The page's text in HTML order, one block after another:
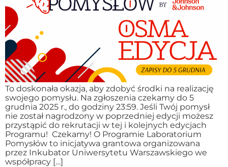
To doskonała okazja, aby zdobyć środki na realizację
swojego pomysłu. Na zgłoszenia czekamy do 5
grudnia 2025 r., do godziny 23:59. Jeśli Twój pomysł
nie został nagrodzony w poprzedniej edycji możesz
przystąpić do rekrutacji w tej i kolejnych edycjach
Programu! Czekamy! O Programie Laboratorium
Pomysłów to inicjatywa grantowa organizowana
przez Inkubator Uniwersytetu Warszawskiego we
współpracy […]